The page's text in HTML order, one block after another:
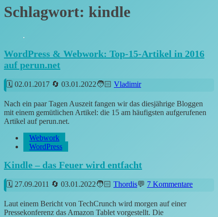
Schlagwort: kindle
WordPress & Webwork: Top-15-Artikel in 2016
auf perun.net
02.01.2017 03.01.2022 Vladimir
Nach ein paar Tagen Auszeit fangen wir das diesjährige Bloggen
mit einem gemütlichen Artikel: die 15 am häufigsten aufgerufenen
Artikel auf perun.net.
Webwork
WordPress
Kindle – das Feuer wird entfacht
27.09.2011 03.01.2022 Thordis 7 Kommentare
Laut einem Bericht von TechCrunch wird morgen auf einer
Pressekonferenz das Amazon Tablet vorgestellt. Die